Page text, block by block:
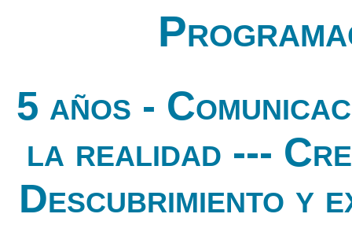
5 años -
la realidad ---
Descubrimiento y